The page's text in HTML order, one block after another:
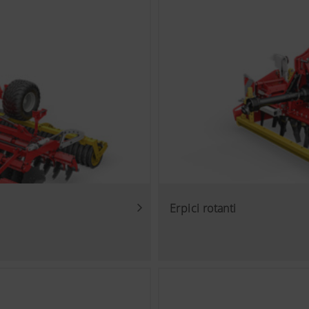
interessanti sul nostro sito web e sui social media,
partner. Così i contenuti rappresentati verranno adattati
nostra pagina web video YouTube e per farlo usiamo la
Erpici rotanti